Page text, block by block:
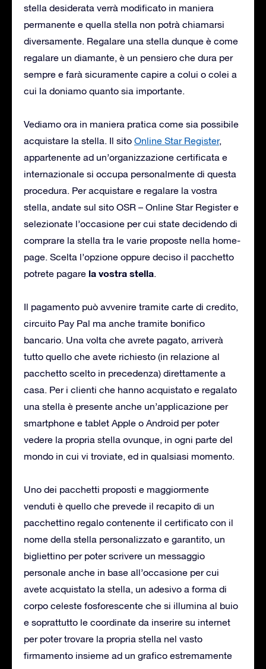
stella desiderata verrà modificato in maniera
permanente e quella stella non potrà chiamarsi
diversamente. Regalare una stella dunque è come
regalare un diamante, è un pensiero che dura per
sempre e farà sicuramente capire a colui o colei a
cui la doniamo quanto sia importante.
Vediamo ora in maniera pratica come sia possibile
acquistare la stella. Il sito Online Star Register,
appartenente ad un’organizzazione certificata e
internazionale si occupa personalmente di questa
procedura. Per acquistare e regalare la vostra
stella, andate sul sito OSR – Online Star Register e
selezionate l’occasione per cui state decidendo di
comprare la stella tra le varie proposte nella home-
page. Scelta l’opzione oppure deciso il pacchetto
potrete pagare la vostra stella.
Il pagamento può avvenire tramite carte di credito,
circuito Pay Pal ma anche tramite bonifico
bancario. Una volta che avrete pagato, arriverà
tutto quello che avete richiesto (in relazione al
pacchetto scelto in precedenza) direttamente a
casa. Per i clienti che hanno acquistato e regalato
una stella è presente anche un’applicazione per
smartphone e tablet Apple o Android per poter
vedere la propria stella ovunque, in ogni parte del
mondo in cui vi troviate, ed in qualsiasi momento.
Uno dei pacchetti proposti e maggiormente
venduti è quello che prevede il recapito di un
pacchettino regalo contenente il certificato con il
nome della stella personalizzato e garantito, un
bigliettino per poter scrivere un messaggio
personale anche in base all’occasione per cui
avete acquistato la stella, un adesivo a forma di
corpo celeste fosforescente che si illumina al buio
e soprattutto le coordinate da inserire su internet
per poter trovare la propria stella nel vasto
firmamento insieme ad un grafico estremamente